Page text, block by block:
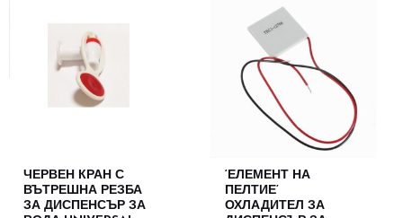
ЧЕРВЕН КРАН С
ВЪТРЕШНА РЕЗБА
ЗА ДИСПЕНСЪР ЗА
‘ЕЛЕМЕНТ НА
ПЕЛТИЕ’
ОХЛАДИТЕЛ ЗА